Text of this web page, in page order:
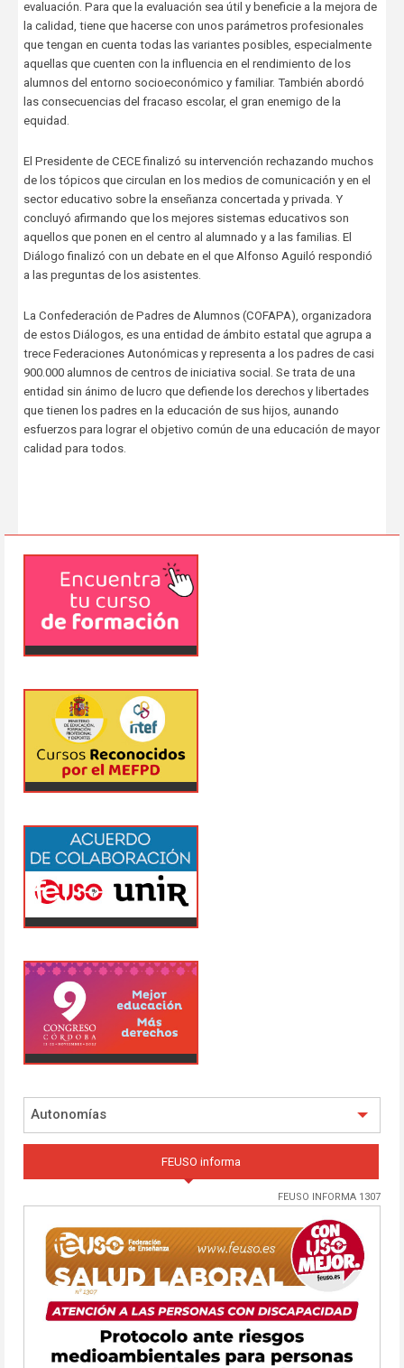
evaluación. Para que la evaluación sea útil y beneficie a la mejora de
la calidad, tiene que hacerse con unos parámetros profesionales
que tengan en cuenta todas las variantes posibles, especialmente
aquellas que cuenten con la influencia en el rendimiento de los
alumnos del entorno socioeconómico y familiar. También abordó
las consecuencias del fracaso escolar, el gran enemigo de la
equidad.
El Presidente de CECE finalizó su intervención rechazando muchos
de los tópicos que circulan en los medios de comunicación y en el
sector educativo sobre la enseñanza concertada y privada. Y
concluyó afirmando que los mejores sistemas educativos son
aquellos que ponen en el centro al alumnado y a las familias. El
Diálogo finalizó con un debate en el que Alfonso Aguiló respondió
a las preguntas de los asistentes.
La Confederación de Padres de Alumnos (COFAPA), organizadora
de estos Diálogos, es una entidad de ámbito estatal que agrupa a
trece Federaciones Autonómicas y representa a los padres de casi
900.000 alumnos de centros de iniciativa social. Se trata de una
entidad sin ánimo de lucro que defiende los derechos y libertades
que tienen los padres en la educación de sus hijos, aunando
esfuerzos para lograr el objetivo común de una educación de mayor
calidad para todos.
Autonomías
FEUSO informa
FEUSO INFORMA 1307